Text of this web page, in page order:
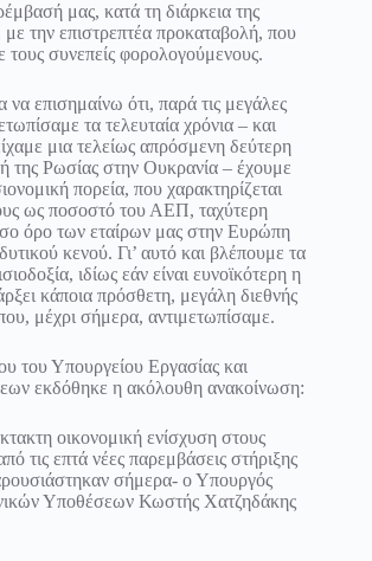
μας, κατά τη διάρκεια της
με την επιστρεπτέα προκαταβολή, που
τους συνεπείς φορολογούμενους.
να επισημαίνω ότι, παρά τις μεγάλες
τα τελευταία χρόνια – και
μια τελείως απρόσμενη δεύτερη
της Ρωσίας στην Ουκρανία – έχουμε
πορεία, που χαρακτηρίζεται
ως ποσοστό του ΑΕΠ, ταχύτερη
όρο των εταίρων μας στην Ευρώπη
κενού. Γι’ αυτό και βλέπουμε τα
ιδίως εάν είναι ευνοϊκότερη η
κάποια πρόσθετη, μεγάλη διεθνής
μέχρι σήμερα, αντιμετωπίσαμε.
του Υπουργείου Εργασίας και
εκδόθηκε η ακόλουθη ανακοίνωση:
οικονομική ενίσχυση στους
τις επτά νέες παρεμβάσεις στήριξης
σήμερα- ο Υπουργός
Υποθέσεων Κωστής Χατζηδάκης